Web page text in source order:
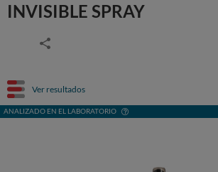
INVISIBLE SPRAY
Ver resultados
ANALIZADO EN EL LABORATORIO